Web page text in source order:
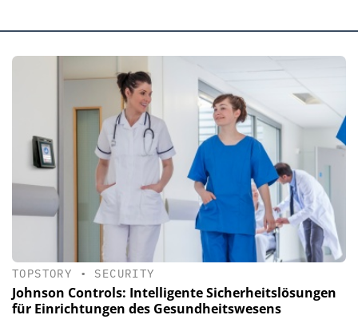
TOPSTORY • SECURITY
Johnson Controls: Intelligente Sicherheits­lösungen
für Einrichtungen des Gesundheitswesens